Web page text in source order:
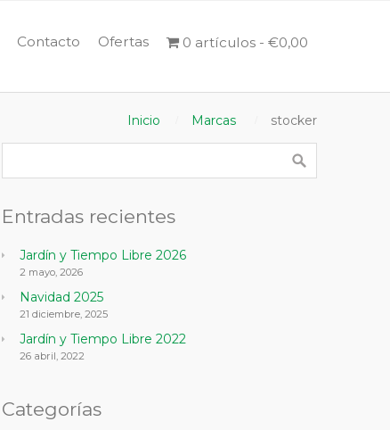
Contacto Ofertas 0 artículos €0,00
Inicio Marcas stocker
Entradas recientes
Jardín y Tiempo Libre 2026
2 mayo, 2026
Navidad 2025
21 diciembre, 2025
Jardín y Tiempo Libre 2022
26 abril, 2022
Categorías